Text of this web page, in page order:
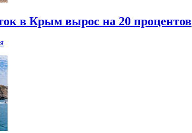
в Крым вырос на 20 процентов